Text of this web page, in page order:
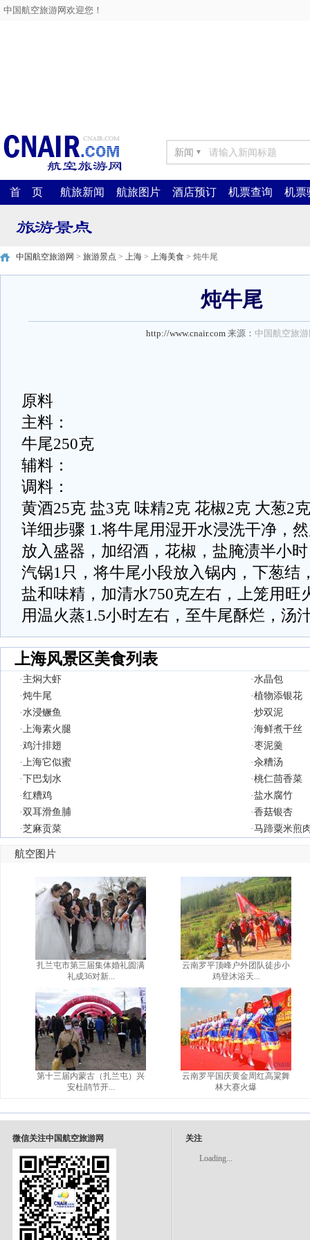
中国航空旅游网欢迎您！
新闻 ▼
首 页 航旅新闻 航旅图片 酒店预订 机票查询 机票
中国航空旅游网 > 旅游景点 > 上海 > 上海美食 > 炖牛尾
炖牛尾
http://www.cnair.com 来源： 中国航空旅
原料
主料：
牛尾250克
辅料：
调料：
黄酒25克 盐3克 味精2克 花椒2克 大葱2
详细步骤 1.将牛尾用湿开水浸洗干净，
放入盛器，加绍酒，花椒，盐腌渍半小
汽锅1只，将牛尾小段放入锅内，下葱结
盐和味精，加清水750克左右，上笼用旺
用温火蒸1.5小时左右，至牛尾酥烂，汤
上海风景区美食列表
· 主焖大虾 ·水晶包
·炖牛尾 ·植物添银花
·水浸鳜鱼 ·炒双泥
·上海素火腿 ·海鲜煮干丝
·鸡汁排翅 ·枣泥羹
·上海它似蜜 ·汆糟汤
·下巴划水 ·桃仁茴香菜
·红糟鸡 ·盐水腐竹
·双耳滑鱼脯 ·香菇银杏
·芝麻贡菜 ·马蹄粟米煎
航空图片
扎兰屯市第三届集体婚礼圆满
礼成36对新...
第十三届内蒙古（扎兰屯）兴
安杜鹃节开...
云南罗平顶峰户外团队徒步小
鸡登沐浴天...
云南罗平国庆黄金周红高粱舞
林大赛火爆
微信关注中国航空旅游网 关注
Loading...